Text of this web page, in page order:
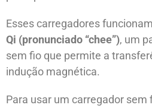
Esses carregadores
Qi (pronunciado “chee”), um
sem fio que permite a
indução magnética.
Para usar um carregador sem